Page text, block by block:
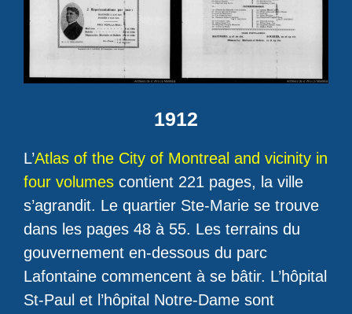
1912
L’Atlas of the City of Montreal and vicinity in
four volumes contient 221 pages, la ville
s’agrandit. Le quartier Ste-Marie se trouve
dans les pages 48 à 55. Les terrains du
gouvernement en-dessous du parc
Lafontaine commencent à se bâtir. L’hôpital
St-Paul et l’hôpital Notre-Dame sont